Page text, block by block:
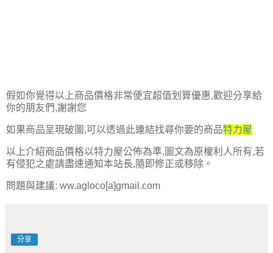
假如你覺得以上商品價格非常便宜超值划算優惠,歡迎分享給
你的朋友們,謝謝您
如果商品呈現破圖,可以透過此連結找尋你要的商品特力屋
以上介紹商品價格以特力屋公佈為準,圖文為原權利人所有,若
有侵犯之處請盡速通知本站長,隨即修正或移除。
問題與建議: ww.agloco[a]gmail.com
分享